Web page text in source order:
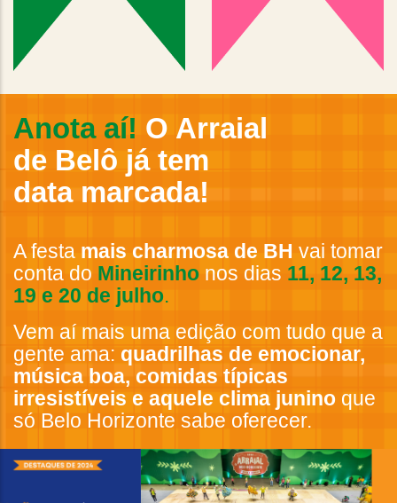
Anota aí! O Arraial
de Belô já tem
data marcada!
A festa mais charmosa de BH vai tomar
conta do Mineirinho nos dias 11, 12, 13,
19 e 20 de julho.
Vem aí mais uma edição com tudo que a
gente ama: quadrilhas de emocionar,
música boa, comidas típicas
irresistíveis e aquele clima junino que
só Belo Horizonte sabe oferecer.